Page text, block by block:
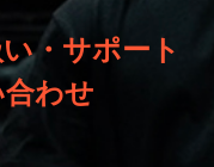
・サポート
わせ